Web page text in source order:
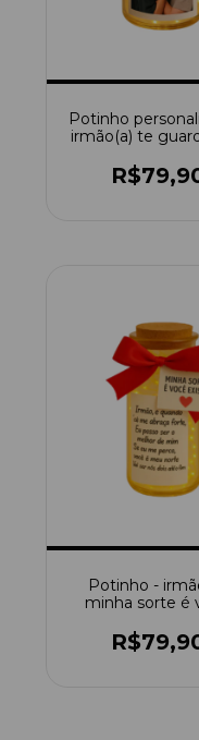
Potinho
irmão(a) te
Potinho -
minha sorte é